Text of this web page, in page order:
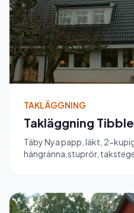
TAKLÄGGNING
Takläggning
Täby Nya papp, läkt, 2-
hängränna,stuprör,